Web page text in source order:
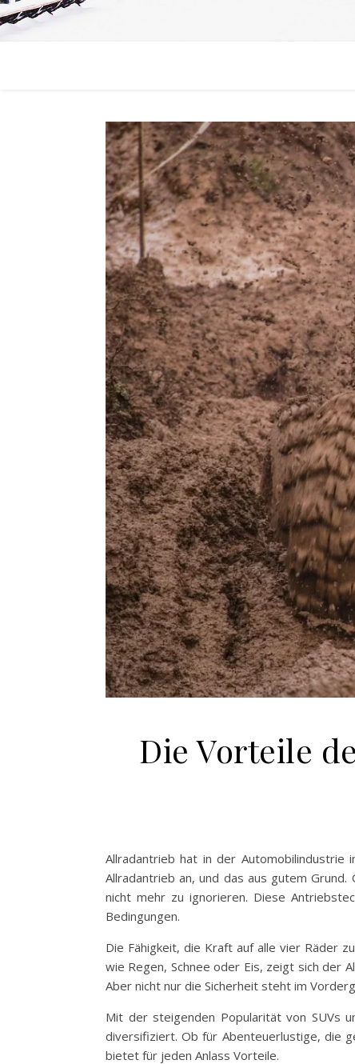
Die Vorteile
Allradantrieb hat in der Automobilindustrie
Allradantrieb an, und das aus gutem
nicht mehr zu ignorieren. Diese
Bedingungen.
Die Fähigkeit, die Kraft auf alle vier Räder
wie Regen, Schnee oder Eis, zeigt sich der
Aber nicht nur die Sicherheit steht im
Mit der steigenden Popularität von SUVs
diversifiziert. Ob für Abenteuerlustige, die
bietet für jeden Anlass Vorteile.